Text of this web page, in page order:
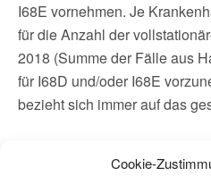
Cookie-
I68E vornehmen. Je
für die Anzahl der
2018 (Summe der Fälle aus
für I68D und/oder I68E
bezieht sich immer auf das
Als Service wird im InEK